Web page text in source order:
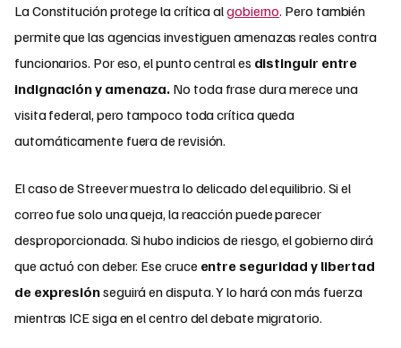
La Constitución protege la crítica algobierno. Pero también
permite que las agencias investiguen amenazas reales contra
funcionarios. Por eso, el punto central es distinguir entre
indignación y amenaza. No toda frase dura merece una
visita federal, pero tampoco toda crítica queda
automáticamente fuera de revisión.
El caso de Streever muestra lo delicado del equilibrio. Si el
correo fue solo una queja, la reacción puede parecer
desproporcionada. Si hubo indicios de riesgo, el gobierno dirá
que actuó con deber. Ese cruce entre seguridad y libertad
de expresiónseguirá en disputa. Y lo hará con más fuerza
mientras ICE siga en el centro del debate migratorio.